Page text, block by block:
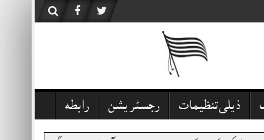
ذیلی تنظیمات رجسٹریشن رابطہ